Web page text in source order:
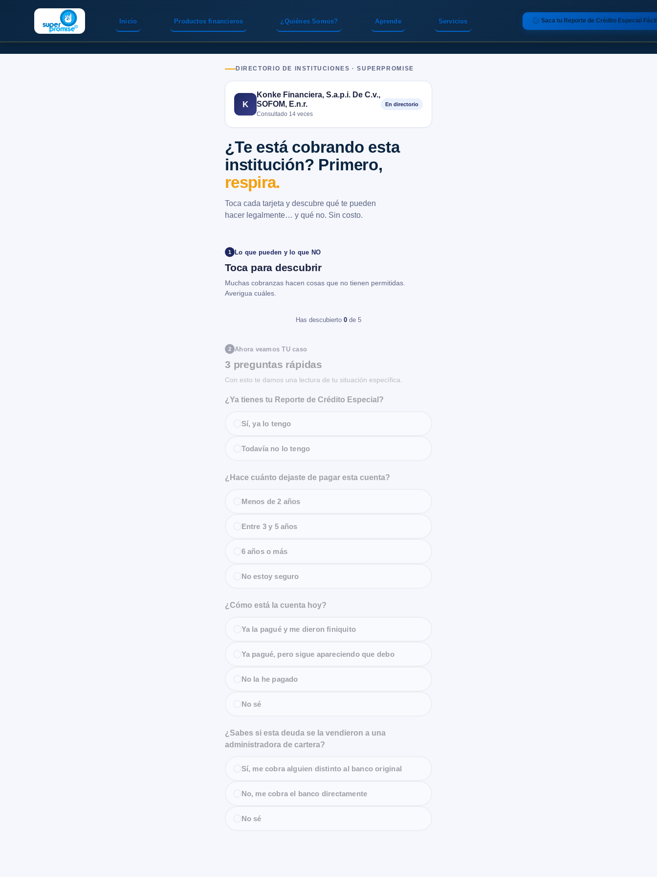
Inicio Servicios
Productos financieros ¿Quiénes Somos? Aprende Saca tu Reporte de Crédito Especial Fácil
DIRECTORIO DE INSTITUCIONES · SUPERPROMISE
K
Konke Financiera, S.a.p.i. De C.v.,
SOFOM, E.n.r.
Consultado 14 veces
En directorio
¿Te está cobrando esta
institución? Primero,
respira.
Toca cada tarjeta y descubre qué te pueden
hacer legalmente… y qué no. Sin costo.
1 Lo que pueden y lo que NO
Toca para descubrir
Muchas cobranzas hacen cosas que no tienen permitidas.
Averigua cuáles.
Has descubierto 0 de 5
2 Ahora veamos TU caso
3 preguntas rápidas
Con esto te damos una lectura de tu situación específica.
¿Ya tienes tu Reporte de Crédito Especial?
Sí, ya lo tengo
Todavía no lo tengo
¿Hace cuánto dejaste de pagar esta cuenta?
Menos de 2 años
Entre 3 y 5 años
6 años o más
No estoy seguro
¿Cómo está la cuenta hoy?
Ya la pagué y me dieron finiquito
Ya pagué, pero sigue apareciendo que debo
No la he pagado
No sé
¿Sabes si esta deuda se la vendieron a una
administradora de cartera?
Sí, me cobra alguien distinto al banco original
No, me cobra el banco directamente
No sé